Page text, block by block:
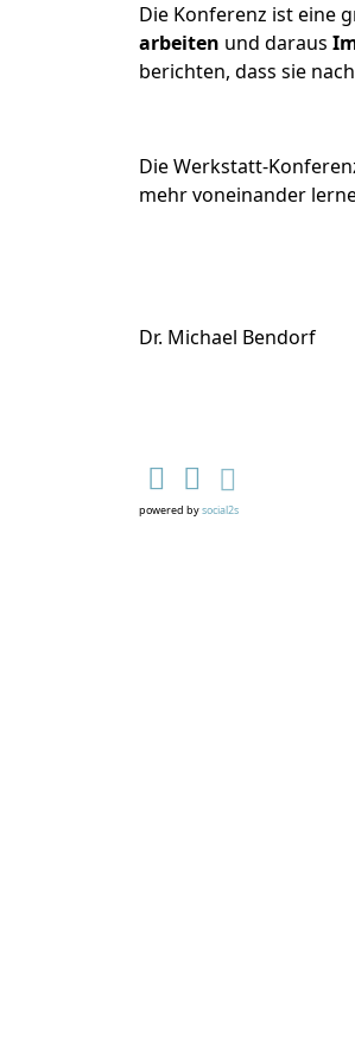
Die Konferenz ist eine
arbeiten und daraus
berichten, dass sie
Die Werkstatt-
mehr voneinander
Dr. Michael Bendorf
powered bysocial2s